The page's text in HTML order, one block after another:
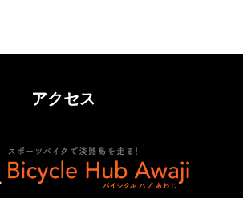
アクセス